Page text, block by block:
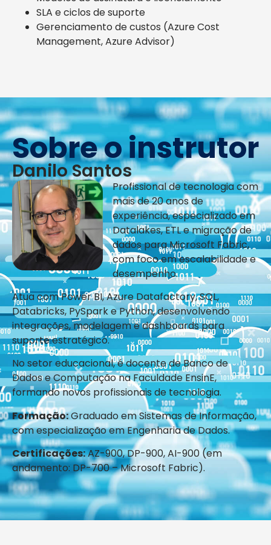
SLA e ciclos de suporte
Gerenciamento de custos (Azure Cost
Management, Azure Advisor)
Sobre o instrutor
Danilo Santos
Profissional de tecnologia com
mais de 20 anos de
experiência, especializado em
Datalakes, ETL e migração de
dados para Microsoft Fabric,
com foco em escalabilidade e
desempenho.
Atua com Power BI, Azure Datafactory, SQL,
Databricks, PySpark e Python, desenvolvendo
integrações, modelagem e dashboards para
suporte estratégico.
No setor educacional, é docente de Banco de
Dados e Computação na Faculdade EnsinE,
formando novos profissionais de tecnologia.
Formação:Graduado em Sistemas de Informação,
com especialização em Engenharia de Dados.
Certificações:AZ-900, DP-900, AI-900 (em
andamento: DP-700 – Microsoft Fabric).